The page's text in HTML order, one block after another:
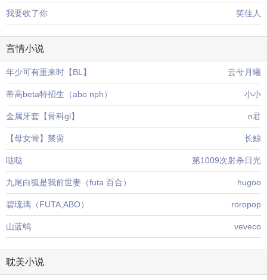
我要收了你 笑佳人
言情小说
年少可有重来时【BL】 云兮月曦
帝高beta特招生（abo nph） 小小
金属牙套【骨科gl】 n君
【母女骨】禁脔 长鲸
哒哒 第1009次射杀日光
九尾白狐是我前世妻（futa 百合） hugoo
碧琉璃（FUTA,ABO） roropop
山蓝鸲 veveco
耽美小说